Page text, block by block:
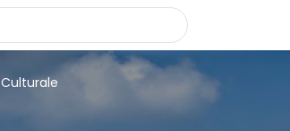
Culturale